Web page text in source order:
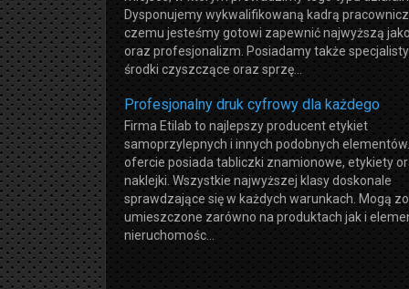
Dysponujemy wykwalifikowaną kadrą
czemu jesteśmy gotowi zapewnić najwyższą
oraz profesjonalizm. Posiadamy także
środki czyszczące oraz sprzę...
Profesjonalny druk cyfrowy dla każdego
Firma Etilab to najlepszy producent etykiet
samoprzylepnych i innych podobnych
ofercie posiada tabliczki znamionowe, etykiety
naklejki. Wszystkie najwyższej klasy doskonale
sprawdzające się w każdych warunkach. Mogą
umieszczone zarówno na produktach jak i
nieruchomośc...